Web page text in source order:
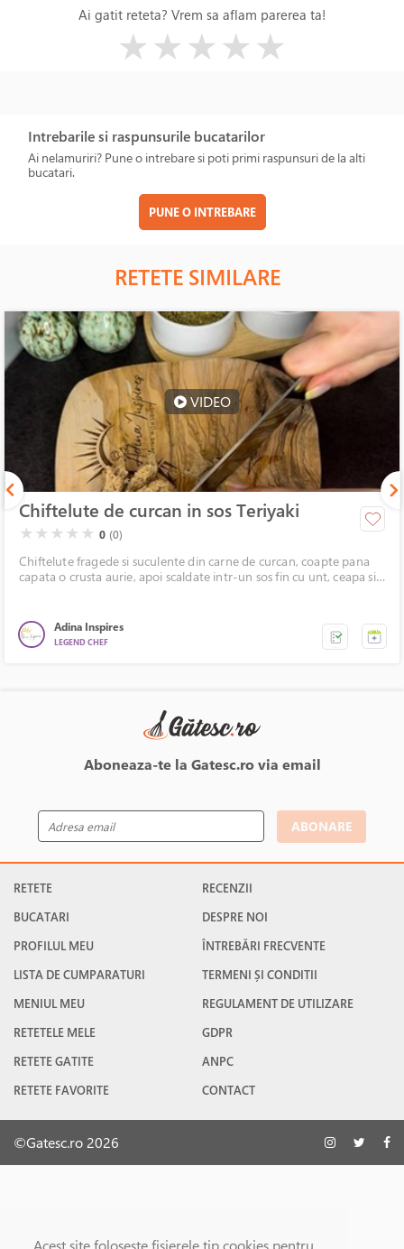
Ai gatit reteta? Vrem sa aflam parerea ta!
★★★★★
Intrebarile si raspunsurile bucatarilor
Ai nelamuriri? Pune o intrebare si poti primi raspunsuri de la alti
bucatari.
PUNE O INTREBARE
RETETE SIMILARE
VIDEO
Chiftelute de curcan in sos Teriyaki
( )
★ ( )
★ ( )
★ ( )
★ ( )
★ 0 (0)
Chiftelute fragede si suculente din carne de curcan, coapte pana
capata o crusta aurie, apoi scaldate intr-un sos fin cu unt, ceapa si
sau o cina in familie.
Adina Inspires
LEGEND CHEF
Aboneaza-te la Gatesc.ro via email
ABONARE
RETETE
BUCATARI
PROFILUL MEU
LISTA DE CUMPARATURI
MENIUL MEU
RETETELE MELE
RETETE GATITE
RETETE FAVORITE
RECENZII
DESPRE NOI
ÎNTREBĂRI FRECVENTE
TERMENI ȘI CONDITII
REGULAMENT DE UTILIZARE
GDPR
ANPC
CONTACT
©Gatesc.ro 2026